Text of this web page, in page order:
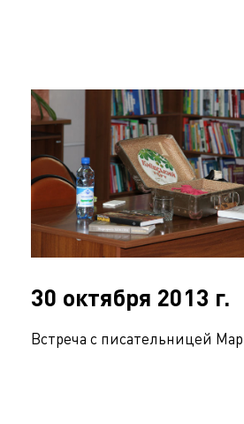
30 октября 2013 г.
Встреча с писательницей